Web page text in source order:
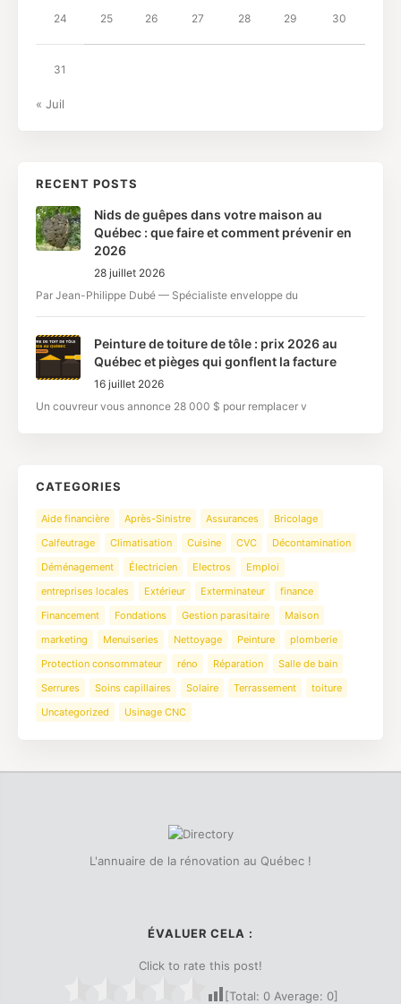
24 25 26 27 28 29 30
31
« Juil
RECENT POSTS
Nids de guêpes dans votre maison au
Québec : que faire et comment prévenir en
2026
28 juillet 2026
Par Jean-Philippe Dubé — Spécialiste enveloppe du
Peinture de toiture de tôle : prix 2026 au
Québec et pièges qui gonflent la facture
16 juillet 2026
Un couvreur vous annonce 28 000 $ pour remplacer v
CATEGORIES
Aide financière Après-Sinistre Assurances
Bricolage
Calfeutrage
Climatisation Cuisine CVC
Décontamination
Déménagement
Électricien Electros
Emploi
entreprises locales
Extérieur Exterminateur
finance
Financement
Fondations Gestion parasitaire
Maison
marketing
Menuiseries Nettoyage Peinture
plomberie
Protection consommateur
réno Réparation
Salle de bain
Serrures
Soins capillaires Solaire Terrassement
toiture
Uncategorized
Usinage CNC
L'annuaire de la rénovation au Québec !
ÉVALUER CELA :
Click to rate this post!
[Total: 0Average: 0]